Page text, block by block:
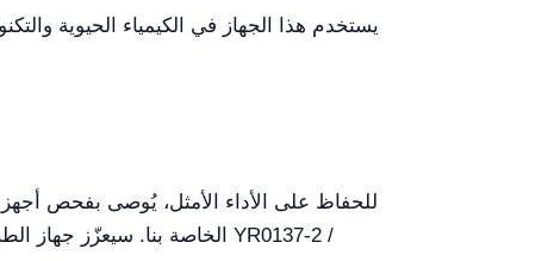
يستخدم هذا الجهاز في الكيمياء الحيوية
للحفاظ على الأداء الأمثل، يُوصى بفحص